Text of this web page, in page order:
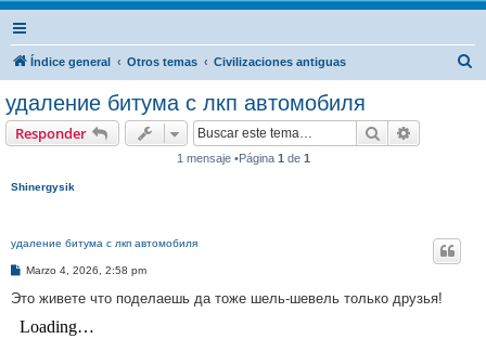
Índice general Otros temas Civilizaciones antiguas
удаление битума с лкп автомобиля
Responder Buscar
1 mensaje •Página 1 de 1
Shinergysik
удаление битума с лкп автомобиля
M
n
a
j
Marzo 4, 2026, 2:58 pm
Это живете что поделаешь да тоже шель-шевель только друзья!